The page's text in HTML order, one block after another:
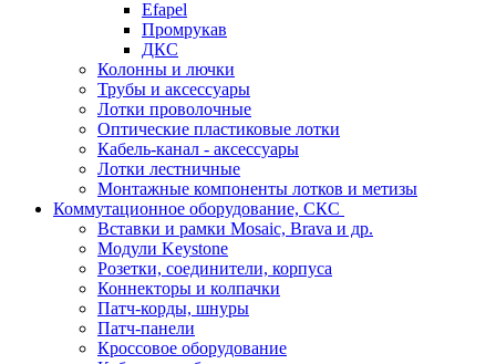
Efapel
Промрукав
ДКС
Колонны и лючки
Трубы и аксессуары
Лотки проволочные
Оптические пластиковые лотки
Кабель-канал - аксессуары
Лотки лестничные
Монтажные компоненты лотков и метизы
Коммутационное оборудование, СКС
Вставки и рамки Mosaic, Brava и др.
Модули Keystone
Розетки, соединители, корпуса
Коннекторы и колпачки
Патч-корды, шнуры
Патч-панели
Кроссовое оборудование